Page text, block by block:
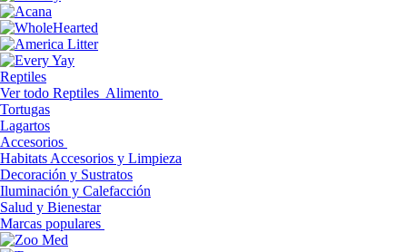
Reptiles
Ver todo Reptiles Alimento
Tortugas
Lagartos
Accesorios
Habitats Accesorios y Limpieza
Decoración y Sustratos
Iluminación y Calefacción
Salud y Bienestar
Marcas populares